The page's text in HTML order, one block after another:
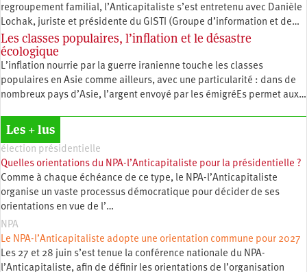
regroupement familial, l’Anticapitaliste s’est entretenu avec Danièle
Lochak, juriste et présidente du GISTI (Groupe d’information et de…
Les classes populaires, l’inflation et le désastre
écologique
L’inflation nourrie par la guerre iranienne touche les classes
populaires en Asie comme ailleurs, avec une particularité : dans de
nombreux pays d’Asie, l’argent envoyé par les émigréEs permet aux…
Les + lus
élection présidentielle
Quelles orientations du NPA-l’Anticapitaliste pour la présidentielle ?
Comme à chaque échéance de ce type, le NPA-l’Anticapitaliste
organise un vaste processus démocratique pour décider de ses
orientations en vue de l’…
NPA
Le NPA-l’Anticapitaliste adopte une orientation commune pour 2027
Les 27 et 28 juin s’est tenue la conférence nationale du NPA-
l’Anticapitaliste, afin de définir les orientations de l’organisation